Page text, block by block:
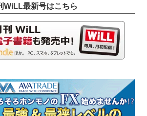
WiLL最新号はこちら